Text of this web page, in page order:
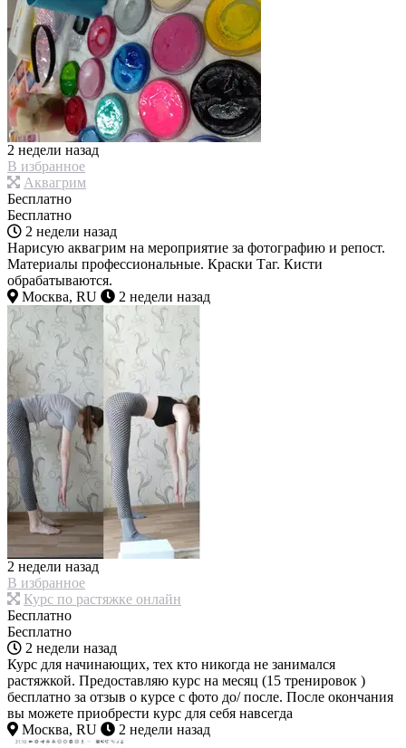
2 недели назад
В избранное
Аквагрим
Бесплатно
Бесплатно
2 недели назад
Нарисую аквагрим на мероприятие за фотографию и репост.
Материалы профессиональные. Краски Таг. Кисти
обрабатываются.
Москва, RU
2 недели назад
2 недели назад
В избранное
Курс по растяжке онлайн
Бесплатно
Бесплатно
2 недели назад
Курс для начинающих, тех кто никогда не занимался
растяжкой. Предоставляю курс на месяц (15 тренировок )
бесплатно за отзыв о курсе с фото до/ после. После окончания
вы можете приобрести курс для себя навсегда
Москва, RU
2 недели назад